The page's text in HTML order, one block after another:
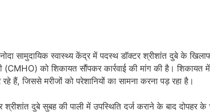
सामुदायिक स्वास्थ्य केंद्र में पदस्थ डॉक्टर श्रीशांत दुबे के
(CMHO) को शिकायत सौंपकर कार्रवाई की मांग की है। शिकायत
हैं, जिससे मरीजों को परेशानियों का सामना करना पड़ रहा है।
श्रीशांत दुबे सुबह की पाली में उपस्थिति दर्ज कराने के बाद दोपहर